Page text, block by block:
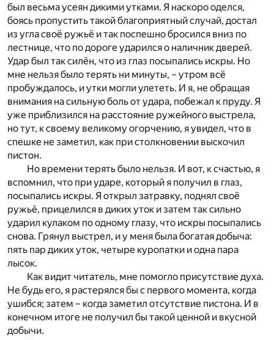
был весьма усеян дикими утками. Я наскоро оделся,
боясь пропустить такой благоприятный случай, достал
из угла своё ружьё и так поспешно бросился вниз по
лестнице, что по дороге ударился о наличник дверей.
Удар был так силён, что из глаз посыпались искры. Но
мне нельзя было терять ни минуты, – утром всё
пробуждалось, и утки могли улететь. И я, не обращая
внимания на сильную боль от удара, побежал к пруду. Я
уже приблизился на расстояние ружейного выстрела,
но тут, к своему великому огорчению, я увидел, что в
спешке не заметил, как при столкновении выскочил
пистон.
Но времени терять было нельзя. И вот, к счастью, я
вспомнил, что при ударе, который я получил в глаз,
посыпались искры. Я открыл затравку, поднял своё
ружьё, прицелился в диких уток и затем так сильно
ударил кулаком по одному глазу, что искры посыпались
снова. Грянул выстрел, и у меня была богатая добыча:
пять пар диких уток, четыре куропатки и одна пара
лысок.
Как видит читатель, мне помогло присутствие духа.
Не будь его, я растерялся бы с первого момента, когда
ушибся; затем – когда заметил отсутствие пистона. И в
конечном итоге не получил бы такой ценной и вкусной
добычи.